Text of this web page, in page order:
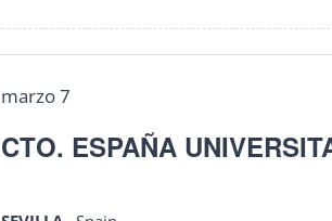
CTO. ESPAÑA
marzo 7